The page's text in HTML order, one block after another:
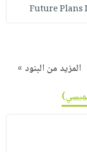
Future Plans
المزيد من البنود »
)